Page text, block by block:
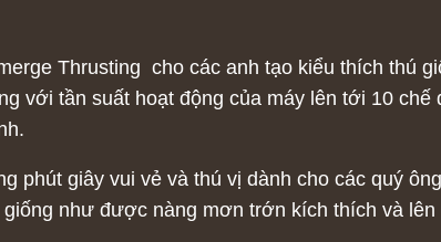
Thrusting cho các anh tạo kiểu thích thú
với tần suất hoạt động của máy lên tới 10 chế
phút giây vui vẻ và thú vị dành cho các quý
như được nàng mơn trớn kích thích và